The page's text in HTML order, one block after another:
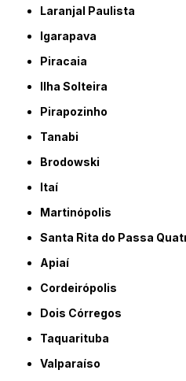
Laranjal Paulista
Igarapava
Piracaia
Ilha Solteira
Pirapozinho
Tanabi
Brodowski
Itaí
Martinópolis
Santa Rita do Passa
Apiaí
Cordeirópolis
Dois Córregos
Taquarituba
Valparaíso